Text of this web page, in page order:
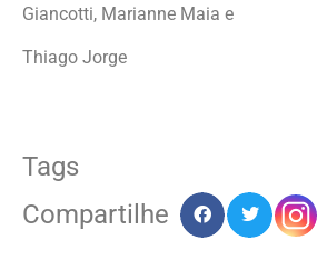
Giancotti, Marianne Maia e
Thiago Jorge
Tags
Compartilhe